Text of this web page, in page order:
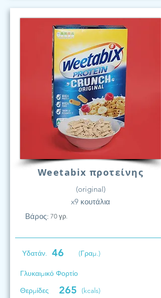
Weetabix προτείνης
(original)
x9 κουτάλια
Βάρος: 70 γρ.
Υδατάν. 46 (Γραμ.)
Γλυκαιμικό Φορτίο
Θερμίδες
265 (kcals)